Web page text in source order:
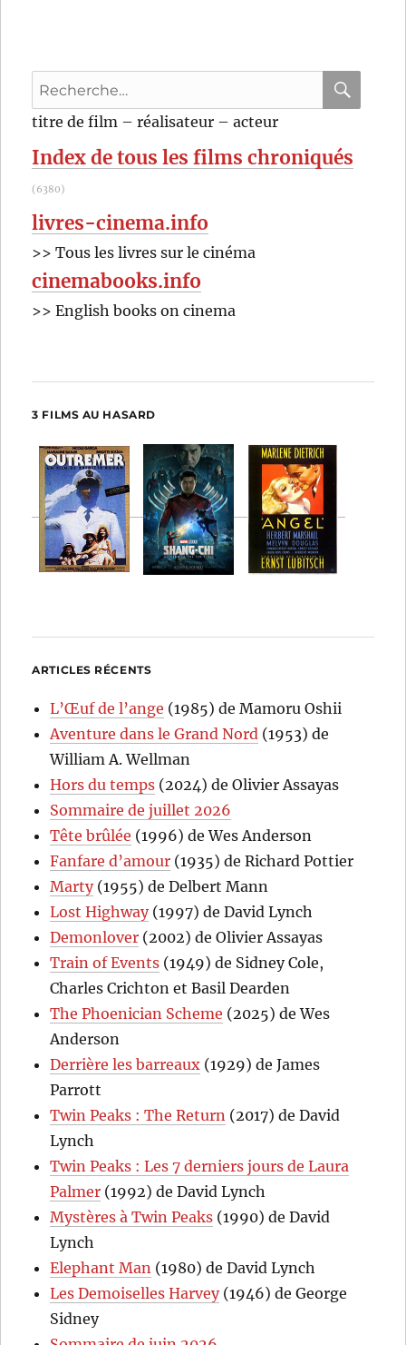
Recherche
pour
:
titre de film – réalisateur – acteur
Index de tous les films chroniqués
(6380)
livres-cinema.info
>> Tous les livres sur le cinéma
cinemabooks.info
>> English books on cinema
3 FILMS AU HASARD
ARTICLES RÉCENTS
L’Œuf de l’ange (1985) de Mamoru Oshii
Aventure dans le Grand Nord (1953) de
William A. Wellman
Hors du temps (2024) de Olivier Assayas
Sommaire de juillet 2026
Tête brûlée (1996) de Wes Anderson
Fanfare d’amour (1935) de Richard Pottier
Marty(1955) de Delbert Mann
Lost Highway(1997) de David Lynch
Demonlover (2002) de Olivier Assayas
Train of Events (1949) de Sidney Cole,
Charles Crichton et Basil Dearden
The Phoenician Scheme (2025) de Wes
Anderson
Derrière les barreaux (1929) de James
Parrott
Twin Peaks : The Return (2017) de David
Lynch
Twin Peaks : Les 7 derniers jours de Laura
Palmer (1992) de David Lynch
Mystères à Twin Peaks (1990) de David
Lynch
Elephant Man (1980) de David Lynch
Les Demoiselles Harvey(1946) de George
Sidney